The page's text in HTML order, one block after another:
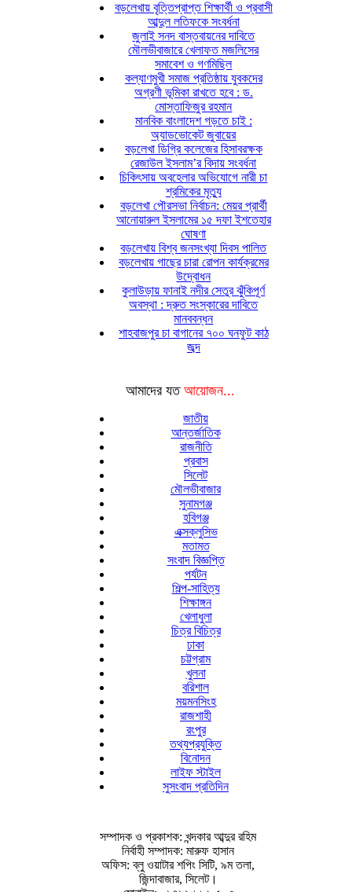
বড়লেখায় বৃত্তিপ্রাপ্ত শিক্ষার্থী ও প্রবাসী
আব্দুল লতিফকে সংবর্ধনা
জুলাই সনদ বাস্তবায়নের দাবিতে
মৌলভীবাজারে খেলাফত মজলিসের
সমাবেশ ও গণমিছিল
কল্যাণমুখী সমাজ প্রতিষ্ঠায় যুবকদের
অগ্রণী ভূমিকা রাখতে হবে : ড.
মোস্তাফিজুর রহমান
মানবিক বাংলাদেশ গড়তে চাই :
অ্যাডভোকেট জুবায়ের
বড়লেখা ডিগ্রি কলেজের হিসাবরক্ষক
রেজাউল ইসলাম’র বিদায় সংবর্ধনা
চিকিৎসায় অবহেলার অভিযোগে নারী চা
শ্রমিকের মৃত্যু
বড়লেখা পৌরসভা নির্বাচন: মেয়র প্রার্থী
আনোয়ারুল ইসলামের ১৫ দফা ইশতেহার
ঘোষণা
বড়লেখায় বিশ্ব জনসংখ্যা দিবস পালিত
বড়লেখায় গাছের চারা রোপন কার্যক্রমের
উদ্বোধন
কুলাউড়ায় ফানাই নদীর সেতুর ঝুঁকিপূর্ণ
অবস্থা : দ্রুত সংস্কারের দাবিতে
মানববন্ধন
শাহবাজপুর চা বাগানের ৭০০ ঘনফুট কাঠ
জব্দ
আমাদের যত আয়োজন...
জাতীয়
আন্তর্জাতিক
রাজনীতি
প্রবাস
সিলেট
মৌলভীবাজার
সুনামগঞ্জ
হবিগঞ্জ
এক্সক্লুসিভ
মতামত
সংবাদ বিজ্ঞপ্তি
পর্যটন
শিল্প-সাহিত্য
শিক্ষাঙ্গন
খেলাধুলা
চিত্র বিচিত্র
ঢাকা
চট্টগ্রাম
খুলনা
বরিশাল
ময়মনসিংহ
রাজশাহী
রংপুর
তথ্যপ্রযুক্তি
বিনোদন
লাইফ স্টাইল
সুসংবাদ প্রতিদিন
সম্পাদক ও প্রকাশক: খন্দকার আব্দুর রহিম
নির্বাহী সম্পাদক: মারুফ হাসান
অফিস: ব্লু ওয়াটার শপিং সিটি, ৯ম তলা,
জিন্দাবাজার, সিলেট।